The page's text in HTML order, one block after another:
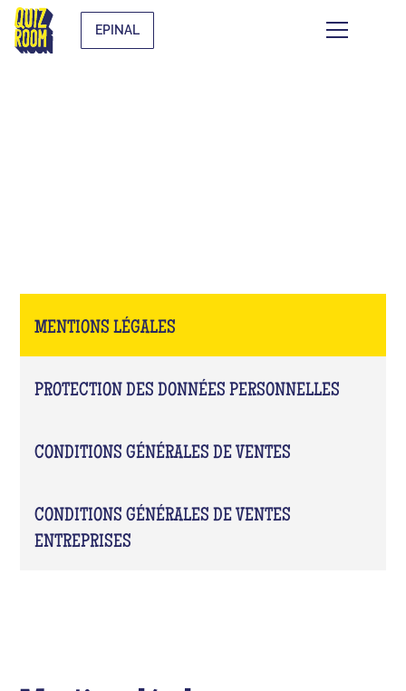
EPINAL
MENTIONS LÉGALES
PROTECTION DES DONNÉES PERSONNELLES
CONDITIONS GÉNÉRALES DE VENTES
CONDITIONS GÉNÉRALES DE VENTES
ENTREPRISES